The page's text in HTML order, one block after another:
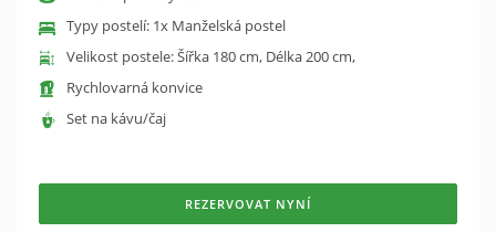
Typy postelí: 1x Manželská postel
Velikost postele: Šířka 180 cm, Délka 200 cm,
Rychlovarná konvice
Set na kávu/čaj
REZERVOVAT NYNÍ